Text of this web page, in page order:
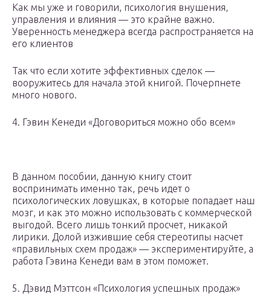
Как мы уже и говорили, психология внушения,
управления и влияния — это крайне важно.
Уверенность менеджера всегда распространяется на
его клиентов
Так что если хотите эффективных сделок —
вооружитесь для начала этой книгой. Почерпнете
много нового.
4. Гэвин Кенеди «Договориться можно обо всем»
В данном пособии, данную книгу стоит
воспринимать именно так, речь идет о
психологических ловушках, в которые попадает наш
мозг, и как это можно использовать с коммерческой
выгодой. Всего лишь тонкий просчет, никакой
лирики. Долой изжившие себя стереотипы насчет
«правильных схем продаж» — экспериментируйте, а
работа Гэвина Кенеди вам в этом поможет.
5. Дэвид Мэттсон «Психология успешных продаж»